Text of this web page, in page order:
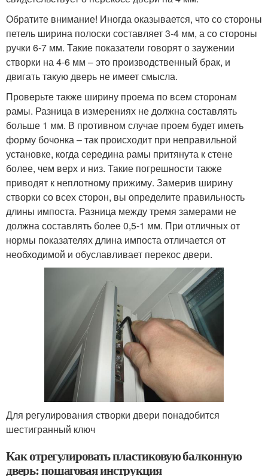
Обратите внимание! Иногда оказывается, что со стороны
петель ширина полоски составляет 3-4 мм, а со стороны
ручки 6-7 мм. Такие показатели говорят о заужении
створки на 4-6 мм – это производственный брак, и
двигать такую дверь не имеет смысла.
Проверьте также ширину проема по всем сторонам
рамы. Разница в измерениях не должна составлять
больше 1 мм. В противном случае проем будет иметь
форму бочонка – так происходит при неправильной
установке, когда середина рамы притянута к стене
более, чем верх и низ. Такие погрешности также
приводят к неплотному прижиму. Замерив ширину
створки со всех сторон, вы определите правильность
длины импоста. Разница между тремя замерами не
должна составлять более 0,5-1 мм. При отличных от
нормы показателях длина импоста отличается от
необходимой и обуславливает перекос двери.
Для регулирования створки двери понадобится
шестигранный ключ
Как отрегулировать пластиковую балконную
дверь: пошаговая инструкция